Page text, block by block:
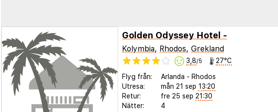
Golden Odyssey Hotel -
Kolymbia, Rhodos, Grekland
3,8/5 27°C
Flyg från: Arlanda - Rhodos
Utresa:
mån 21 sep 13:20
Retur:
fre 25 sep 21:30
Nätter:
4